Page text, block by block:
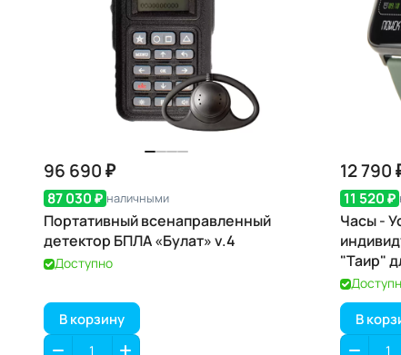
96 690 ₽
87 030 ₽ наличными
Портативный всенаправленный
детектор БПЛА «Булат» v.4
Доступно
В корзину
12 790
11 520 ₽
Часы -
"Таир"
В